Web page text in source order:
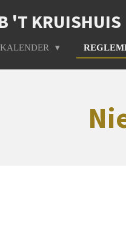
'T KRUISHUIS
KALENDER